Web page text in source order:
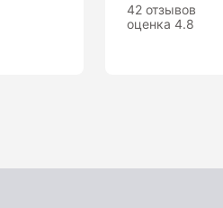
42 отзывов
оценка 4.8